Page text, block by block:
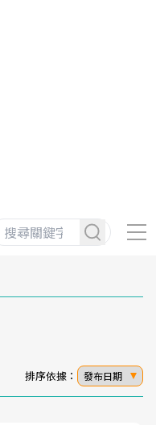
排序依據： 發布日期